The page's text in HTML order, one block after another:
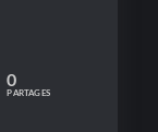
0
PARTAGES